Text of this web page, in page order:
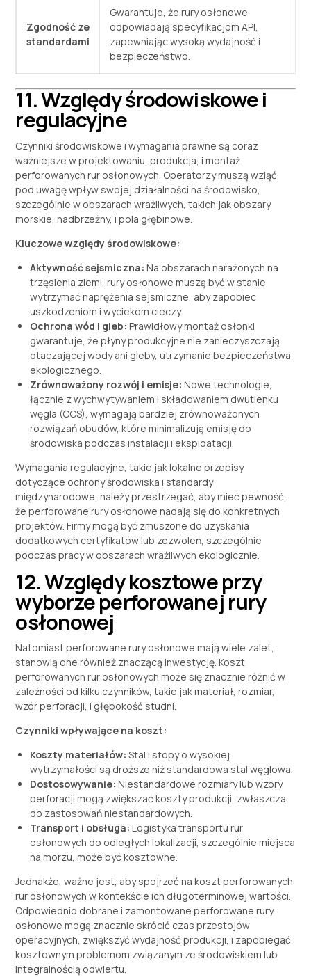
Zgodność ze
standardami
Gwarantuje, że rury osłonowe
odpowiadają specyfikacjom API,
zapewniając wysoką wydajność i
bezpieczeństwo.
11. Względy środowiskowe i
regulacyjne
Czynniki środowiskowe i wymagania prawne są coraz
ważniejsze w projektowaniu, produkcja, i montaż
perforowanych rur osłonowych. Operatorzy muszą wziąć
pod uwagę wpływ swojej działalności na środowisko,
szczególnie w obszarach wrażliwych, takich jak obszary
morskie, nadbrzeżny, i pola głębinowe.
Kluczowe względy środowiskowe:
Aktywność sejsmiczna: Na obszarach narażonych na
trzęsienia ziemi, rury osłonowe muszą być w stanie
wytrzymać naprężenia sejsmiczne, aby zapobiec
uszkodzeniom i wyciekom cieczy.
Ochrona wód i gleb: Prawidłowy montaż osłonki
gwarantuje, że płyny produkcyjne nie zanieczyszczają
otaczającej wody ani gleby, utrzymanie bezpieczeństwa
ekologicznego.
Zrównoważony rozwój i emisje: Nowe technologie,
łącznie z wychwytywaniem i składowaniem dwutlenku
węgla (CCS), wymagają bardziej zrównoważonych
rozwiązań obudów, które minimalizują emisję do
środowiska podczas instalacji i eksploatacji.
Wymagania regulacyjne, takie jak lokalne przepisy
dotyczące ochrony środowiska i standardy
międzynarodowe, należy przestrzegać, aby mieć pewność,
że perforowane rury osłonowe nadają się do konkretnych
projektów. Firmy mogą być zmuszone do uzyskania
dodatkowych certyfikatów lub zezwoleń, szczególnie
podczas pracy w obszarach wrażliwych ekologicznie.
12. Względy kosztowe przy
wyborze perforowanej rury
osłonowej
Natomiast perforowane rury osłonowe mają wiele zalet,
stanowią one również znaczącą inwestycję. Koszt
perforowanych rur osłonowych może się znacznie różnić w
zależności od kilku czynników, takie jak materiał, rozmiar,
wzór perforacji, i głębokość studni.
Czynniki wpływające na koszt:
Koszty materiałów: Stal i stopy o wysokiej
wytrzymałości są droższe niż standardowa stal węglowa.
Dostosowywanie: Niestandardowe rozmiary lub wzory
perforacji mogą zwiększać koszty produkcji, zwłaszcza
do zastosowań niestandardowych.
Transport i obsługa: Logistyka transportu rur
osłonowych do odległych lokalizacji, szczególnie miejsca
na morzu, może być kosztowne.
Jednakże, ważne jest, aby spojrzeć na koszt perforowanych
rur osłonowych w kontekście ich długoterminowej wartości.
Odpowiednio dobrane i zamontowane perforowane rury
osłonowe mogą znacznie skrócić czas przestojów
operacyjnych, zwiększyć wydajność produkcji, i zapobiegać
kosztownym problemom związanym ze środowiskiem lub
integralnością odwiertu.